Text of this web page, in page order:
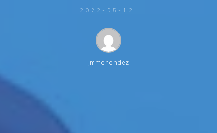
2022-05-12
jmmenendez